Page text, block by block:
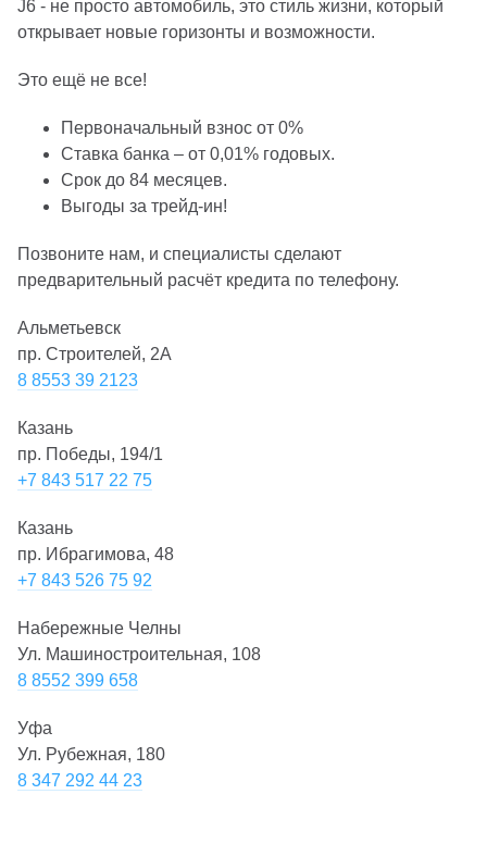
J6 - не просто автомобиль, это стиль жизни, который
открывает новые горизонты и возможности.
Это ещё не все!
Первoначальный взнoс от 0%
Ставка банка – от 0,01% годовых.
Срок до 84 месяцев.
Выгоды за трейд-ин!
Позвоните нам, и специалисты сделают
предварительный расчёт кредита по телефону.
Альметьевск
пр. Строителей, 2А
8 8553 39 2123
Казань
пр. Победы, 194/1
+7 843 517 22 75
Казань
пр. Ибрагимова, 48
+7 843 526 75 92
Набережные Челны
Ул. Машиностроительная, 108
8 8552 399 658
Уфа
Ул. Рубежная, 180
8 347 292 44 23